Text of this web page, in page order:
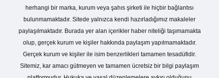
herhangi bir marka, kurum veya şahıs şirketi ile hiçbir bağlantısı
bulunmamaktadır. Sitede yalnızca kendi hazırladığımız makaleler
paylaşılmaktadır. Burada yer alan içerikler haber niteliği taşımamakta
olup, gerçek kurum ve kişiler hakkında paylaşım yapılmamaktadır.
Gerçek kurum ve kişiler ile isim benzerlikleri tamamen tesadüfidir.
Sitemiz, kar amacı gütmeyen ve tamamen ücretsiz bir bilgi paylaşım